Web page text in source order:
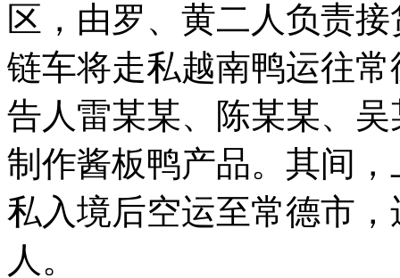
区，由罗、黄二人负责
链车将走私越南鸭运往
告人雷某某、陈某某、
制作酱板鸭产品。其间
私入境后空运至常德市
人。